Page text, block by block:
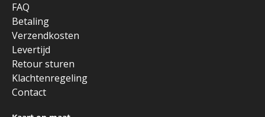
FAQ
Betaling
Verzendkosten
Levertijd
Retour sturen
Klachtenregeling
Contact